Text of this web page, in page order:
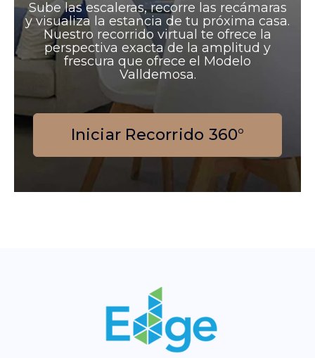
12
Sube las escaleras, recorre las recámaras
y visualiza la estancia de tu próxima casa.
Nuestro recorrido virtual te ofrece la
perspectiva exacta de la amplitud y
frescura que ofrece el Modelo
Valldemosa.
Iniciar Recorrido 360°